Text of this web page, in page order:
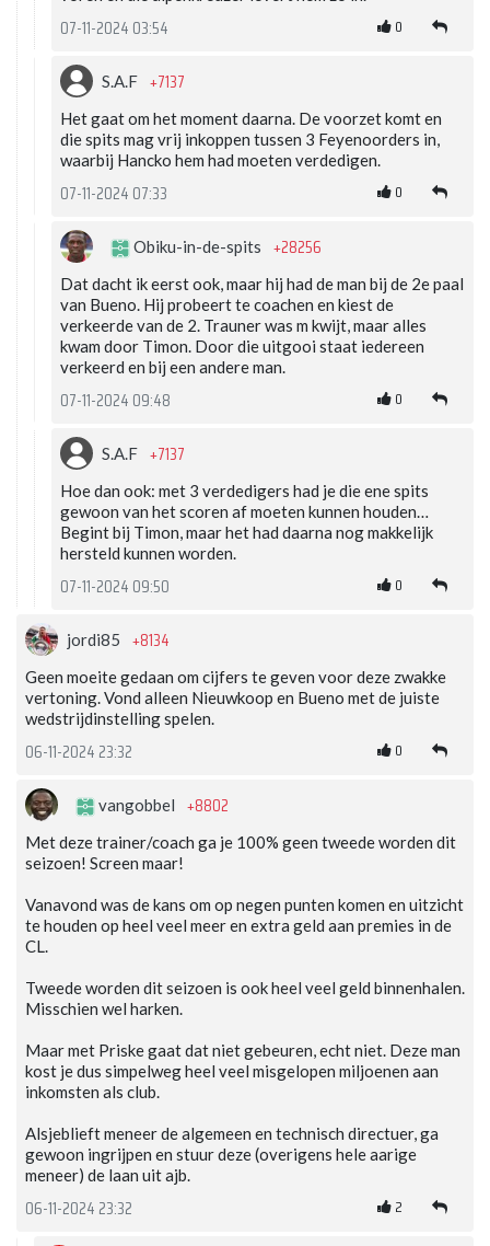
07-11-2024 03:54 0
S.A.F +7137
Het gaat om het moment daarna. De voorzet komt en
die spits mag vrij inkoppen tussen 3 Feyenoorders in,
waarbij Hancko hem had moeten verdedigen.
07-11-2024 07:33 0
Obiku-in-de-spits +28256
Dat dacht ik eerst ook, maar hij had de man bij de 2e paal
van Bueno. Hij probeert te coachen en kiest de
verkeerde van de 2. Trauner was m kwijt, maar alles
kwam door Timon. Door die uitgooi staat iedereen
verkeerd en bij een andere man.
07-11-2024 09:48 0
S.A.F +7137
Hoe dan ook: met 3 verdedigers had je die ene spits
gewoon van het scoren af moeten kunnen houden…
Begint bij Timon, maar het had daarna nog makkelijk
hersteld kunnen worden.
07-11-2024 09:50 0
jordi85 +8134
Geen moeite gedaan om cijfers te geven voor deze zwakke
vertoning. Vond alleen Nieuwkoop en Bueno met de juiste
wedstrijdinstelling spelen.
06-11-2024 23:32 0
vangobbel +8802
Met deze trainer/coach ga je 100% geen tweede worden dit
seizoen! Screen maar!
Vanavond was de kans om op negen punten komen en uitzicht
te houden op heel veel meer en extra geld aan premies in de
CL.
Tweede worden dit seizoen is ook heel veel geld binnenhalen.
Misschien wel harken.
Maar met Priske gaat dat niet gebeuren, echt niet. Deze man
kost je dus simpelweg heel veel misgelopen miljoenen aan
inkomsten als club.
Alsjeblieft meneer de algemeen en technisch directuer, ga
gewoon ingrijpen en stuur deze (overigens hele aarige
meneer) de laan uit ajb.
06-11-2024 23:32 2